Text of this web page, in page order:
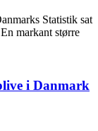
Statistik sat
markant større
i Danmark